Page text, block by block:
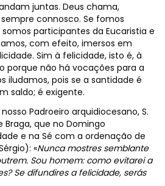
juntas. Deus chama,
connosco. Se fomos
participantes da Eucaristia e
com efeito, imersos em
Sim à felicidade, isto é, à
porque não há vocações para a
iludamos, pois se a santidade é
saldo; é exigente.
Padroeiro arquidiocesano, S.
que no Domingo
e na Sé com a ordenação de
«Nunca mostres semblante
Sou homem: como evitarei a
Se difundires a felicidade, serás